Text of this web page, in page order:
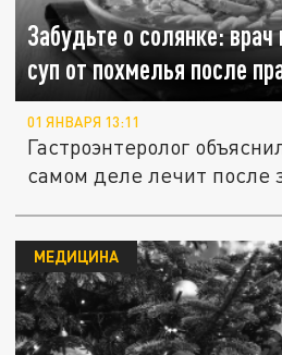
Забудьте о солянке:
суп от похмелья после
01 ЯНВАРЯ 13:11
Гастроэнтеролог
самом деле лечит после
МЕДИЦИНА